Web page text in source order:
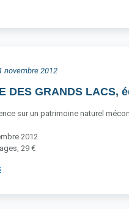
novembre 2012
DES GRANDS LACS,
sur un patrimoine naturel
2012
29 €